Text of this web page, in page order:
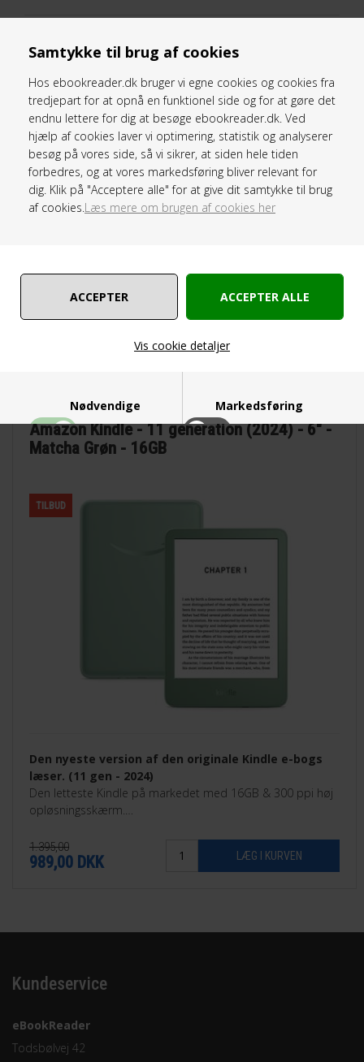
Samtykke til brug af cookies
Hos ebookreader.dk bruger vi egne cookies og cookies fra
tredjepart for at opnå en funktionel side og for at gøre det
endnu lettere for dig at besøge ebookreader.dk. Ved
hjælp af cookies laver vi optimering, statistik og analyserer
besøg på vores side, så vi sikrer, at siden hele tiden
forbedres, og at vores markedsføring bliver relevant for
dig. Klik på "Acceptere alle" for at give dit samtykke til brug
af cookies. Læs mere om brugen af cookies her
Vis cookie detaljer
Nødvendige Markedsføring
Funktionelle
Pris ved1Stk
395,00 DKK
PRODUKTER SOM ER KOMPATIBEL
Amazon Kindle - 11 generation (2024) - 6" -
Matcha Grøn - 16GB
TILBUD
Den nyeste version af den originale Kindle e-bogs
læser. (11 gen - 2024)
Den letteste Kindle på markedet med 16GB & 300 ppi høj
opløsningsskærm.
1.395,00
989,00 DKK
Kundeservice
eBookReader
Todsbølvej 42